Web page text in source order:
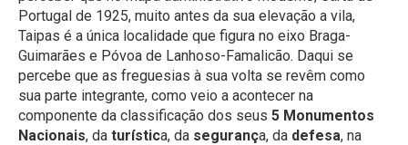
Portugal de 1925, muito antes da sua elevação a vila,
Taipas é a única localidade que figura no eixo Braga-
Guimarães e Póvoa de Lanhoso-Famalicão. Daqui se
percebe que as freguesias à sua volta se revêm como
sua parte integrante, como veio a acontecer na
componente da classificação dos seus 5 Monumentos
Nacionais, da turística, da segurança, da defesa, na